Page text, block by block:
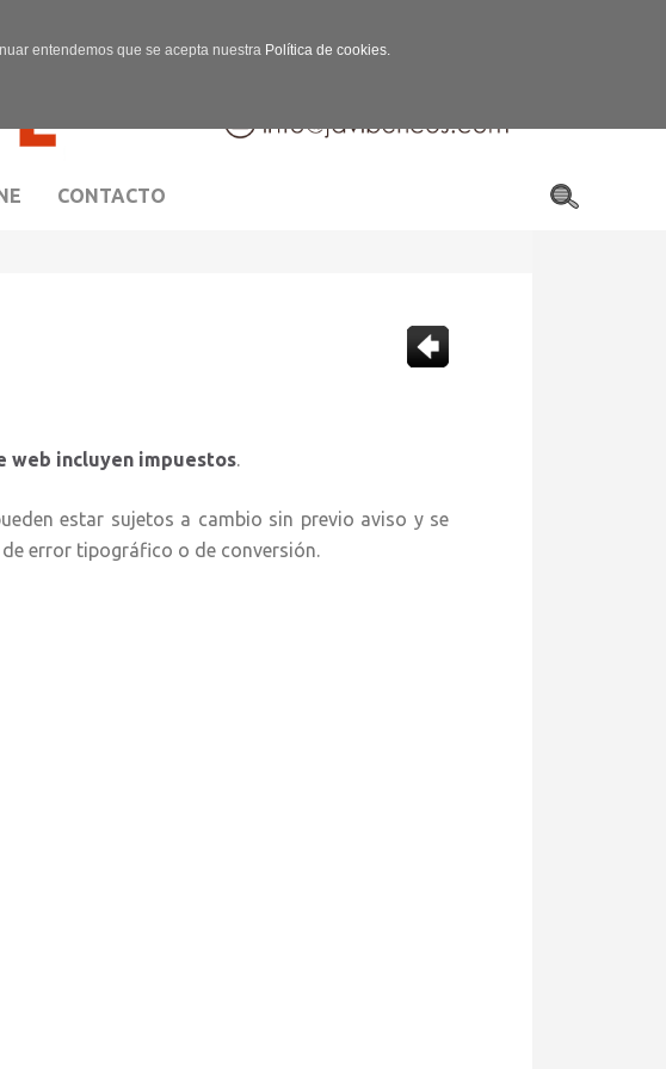
entendemos que se acepta nuestra Política de cookies.
CONTACTO
incluyen impuestos.
sujetos a cambio sin previo aviso y se
error tipográfico o de conversión.